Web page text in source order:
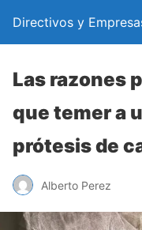
Directivos y
Las razones
que temer a
prótesis de
Alberto Perez